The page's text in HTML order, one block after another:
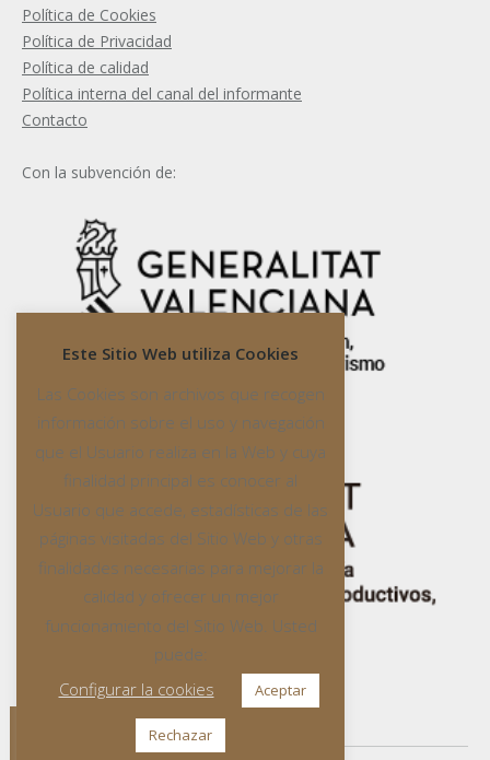
Política de Cookies
Política de Privacidad
Política de calidad
Política interna del canal del informante
Contacto
Con la subvención de:
Este Sitio Web utiliza Cookies
Las Cookies son archivos que recogen
información sobre el uso y navegación
que el Usuario realiza en la Web y cuya
finalidad principal es conocer al
Usuario que accede, estadísticas de las
páginas visitadas del Sitio Web y otras
finalidades necesarias para mejorar la
calidad y ofrecer un mejor
funcionamiento del Sitio Web. Usted
puede:
Configurar la cookies
Aceptar
Rechazar